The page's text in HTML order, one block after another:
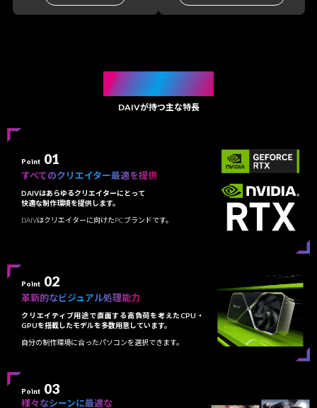
FEATURE
DAIVが持つ主な特長
Point 01
すべてのクリエイター最適を提供
DAIVはあらゆるクリエイターにとって
快適な制作環境を提供します。
DAIVはクリエイターに向けたPCブランドです。
Point 02
革新的なビジュアル処理能力
クリエイティブ用途で直面する高負荷を考えたCPU・
GPUを搭載したモデルを多数用意しています。
自分の制作環境に合ったパソコンを選択できます。
Point 03
様々なシーンに最適な